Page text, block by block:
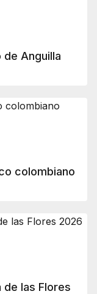
Anguilla
colombiano
de las Flores